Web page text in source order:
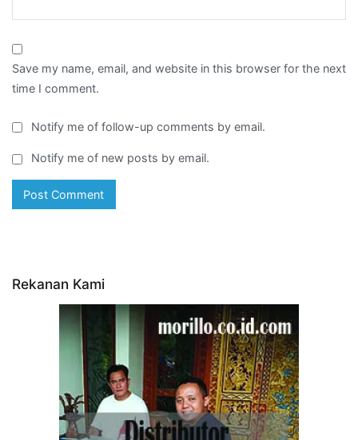
Save my name, email, and website in this browser for the next
time I comment.
Notify me of follow-up comments by email.
Notify me of new posts by email.
Rekanan Kami